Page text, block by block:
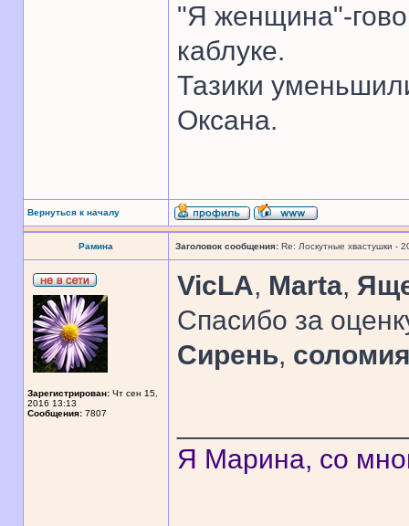
"Я женщина"-
каблуке.
Тазики
Оксана.
Вернуться к началу
Рамина Заголовок сообщения: Re: Лоскутные хвастушки -
Зарегистрирован: Чт сен 15,
2016 13:13
Сообщения: 7807
VicLA, Marta,
Спасибо за
Сирень,
Я Марина, со